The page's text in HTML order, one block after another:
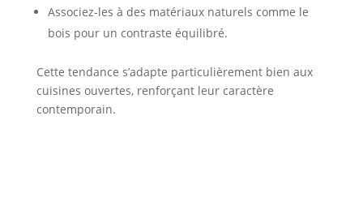
Associez-les à des matériaux naturels comme le
bois pour un contraste équilibré.
Cette tendance s’adapte particulièrement bien aux
cuisines ouvertes, renforçant leur caractère
contemporain.